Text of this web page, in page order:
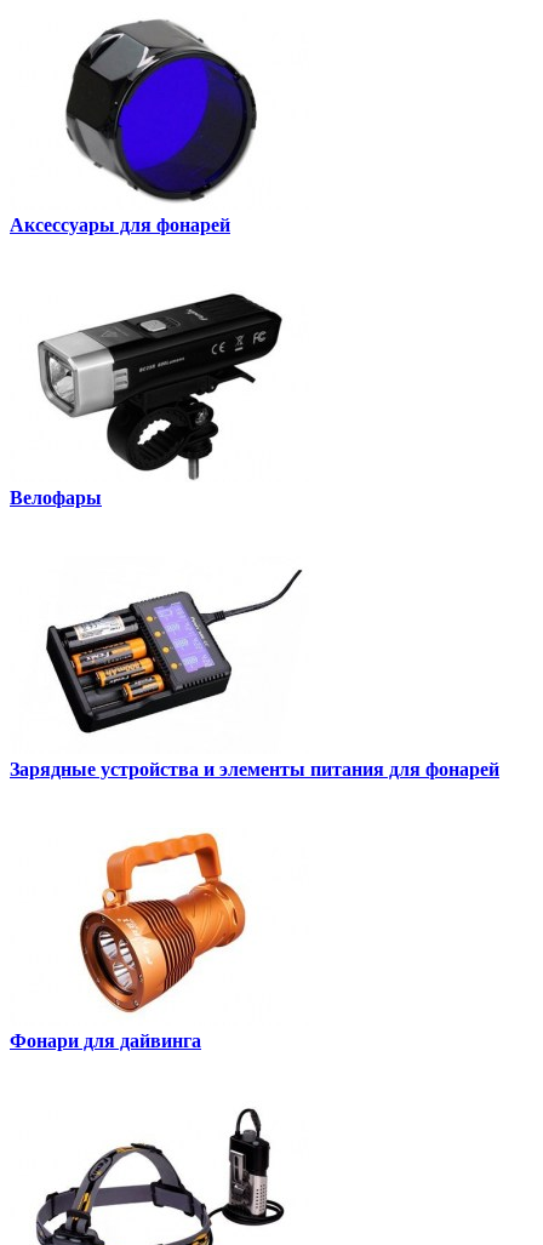
Аксессуары для фонарей
Велофары
Зарядные устройства и элементы питания для фонарей
Фонари для дайвинга